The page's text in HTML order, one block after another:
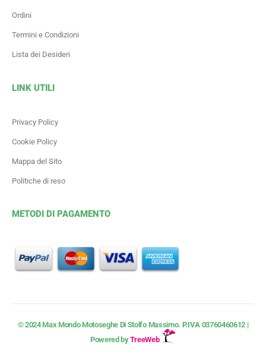
Ordini
Termini e Condizioni
Lista dei Desideri
LINK UTILI
Privacy Policy
Cookie Policy
Mappa del Sito
Politiche di reso
METODI DI PAGAMENTO
© 2024 Max Mondo Motoseghe Di Stolfo Massimo. P.IVA 03760460612 |
Powered byTreeWeb